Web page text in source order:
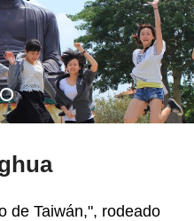
de Taiwán,", rodeado